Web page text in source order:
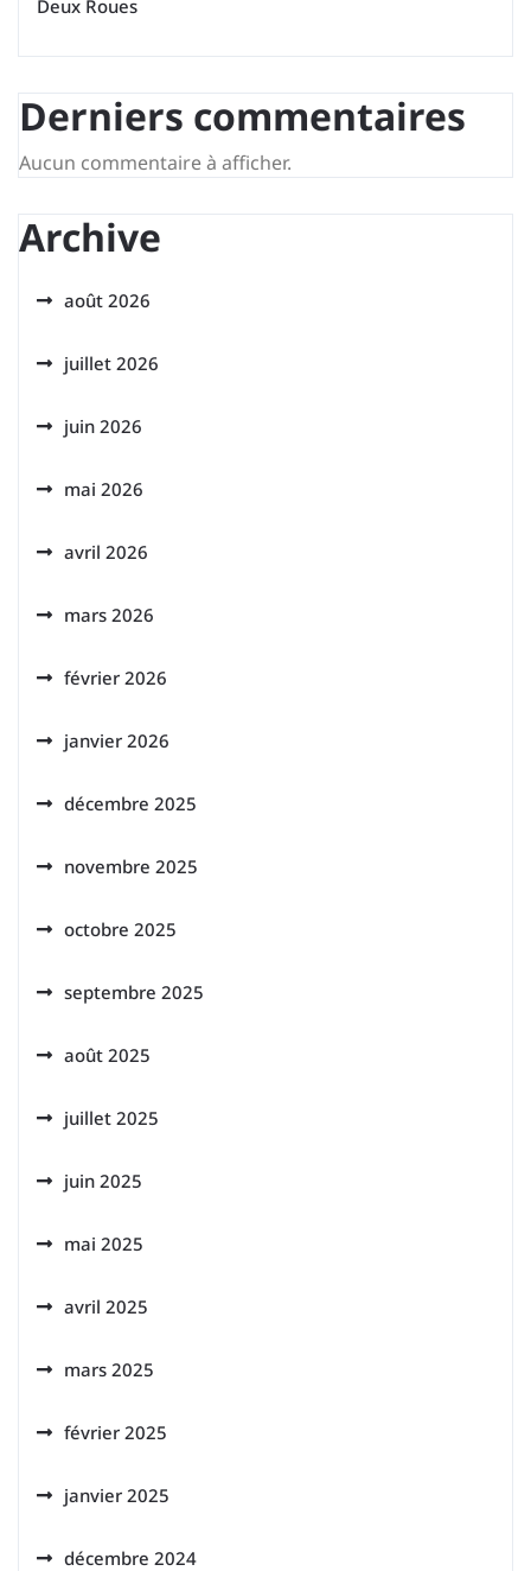
Deux Roues
Derniers commentaires
Aucun commentaire à afficher.
Archive
août 2026
juillet 2026
juin 2026
mai 2026
avril 2026
mars 2026
février 2026
janvier 2026
décembre 2025
novembre 2025
octobre 2025
septembre 2025
août 2025
juillet 2025
juin 2025
mai 2025
avril 2025
mars 2025
février 2025
janvier 2025
décembre 2024